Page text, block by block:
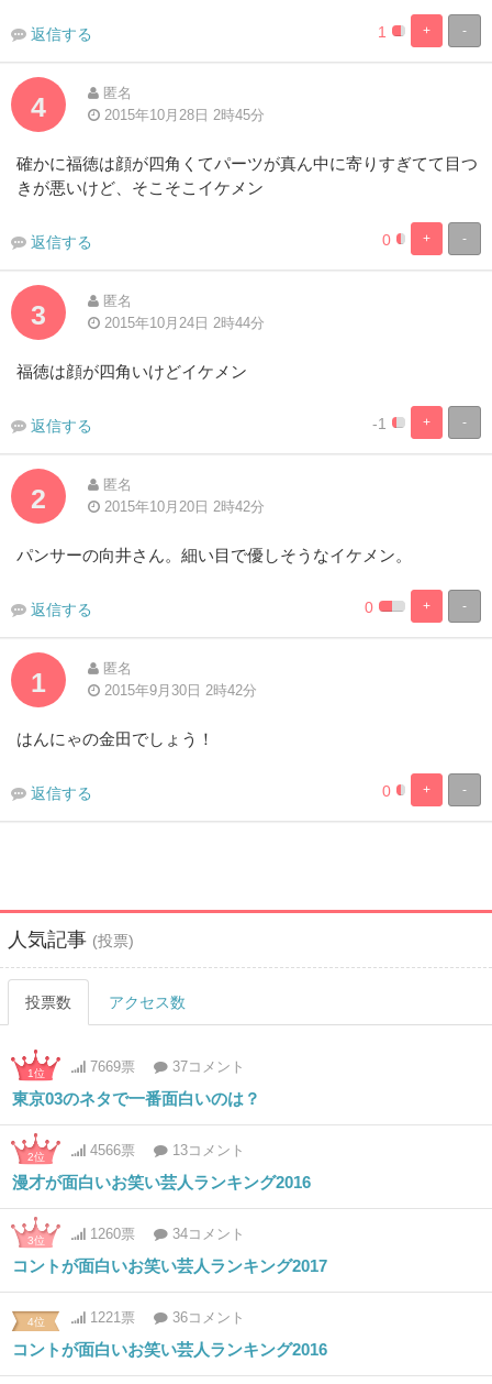
-
+
0%100%
1
返信する
4
匿名
2015年10月28日 2時45分
確かに福徳は顔が四角くてパーツが真ん中に寄りすぎてて目つ
きが悪いけど、そこそこイケメン
-
+
0%100%
0
返信する
3
匿名
2015年10月24日 2時44分
福徳は顔が四角いけどイケメン
-
+
0%100%
-1
返信する
2
匿名
2015年10月20日 2時42分
パンサーの向井さん。細い目で優しそうなイケメン。
-
+
0%100%
0
返信する
1
匿名
2015年9月30日 2時42分
はんにゃの金田でしょう！
-
+
0%100%
0
返信する
人気記事 (投票)
投票数 アクセス数
1位 7669票 37コメント
東京03のネタで一番面白いのは？
2位 4566票 13コメント
漫才が面白いお笑い芸人ランキング2016
3位 1260票 34コメント
コントが面白いお笑い芸人ランキング2017
4位 1221票 36コメント
コントが面白いお笑い芸人ランキング2016